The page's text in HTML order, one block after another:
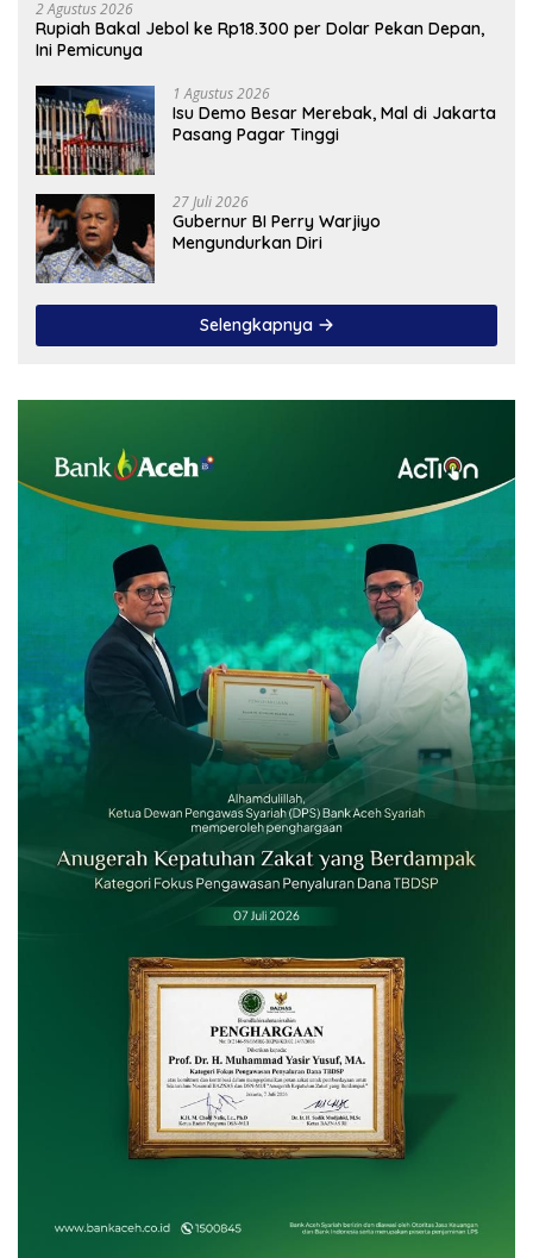
2 Agustus 2026
Rupiah Bakal Jebol ke Rp18.300 per Dolar Pekan Depan,
Ini Pemicunya
1 Agustus 2026
Isu Demo Besar Merebak, Mal di Jakarta
Pasang Pagar Tinggi
27 Juli 2026
Gubernur BI Perry Warjiyo
Mengundurkan Diri
Selengkapnya